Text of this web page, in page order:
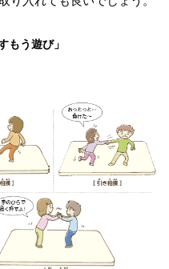
もう遊び」